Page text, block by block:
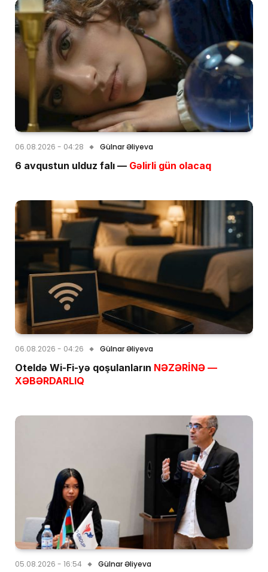
06.08.2026 - 04:28 Gülnar Əliyeva
6 avqustun ulduz falı — Gəlirli gün olacaq
06.08.2026 - 04:26 Gülnar Əliyeva
Oteldə Wi-Fi-yə qoşulanların NƏZƏRİNƏ —
XƏBƏRDARLIQ
05.08.2026 - 16:54 Gülnar Əliyeva